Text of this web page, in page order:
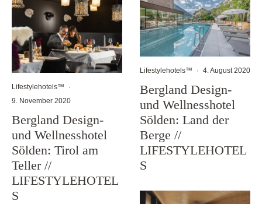
Lifestylehotels™
·
9. November 2020
Bergland Design-
und Wellnesshotel
Sölden: Tirol am
Teller //
LIFESTYLEHOTEL
S
Lifestylehotels™ · 4. August 2020
Bergland Design-
und Wellnesshotel
Sölden: Land der
Berge //
LIFESTYLEHOTEL
S